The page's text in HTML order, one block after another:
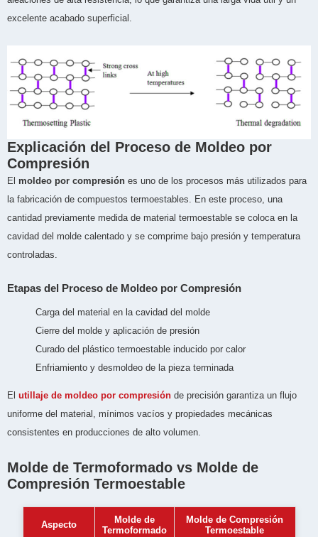
excelente acabado superficial.
Explicación del Proceso de Moldeo por
Compresión
El moldeo por compresión es uno de los procesos más utilizados para
la fabricación de compuestos termoestables. En este proceso, una
cantidad previamente medida de material termoestable se coloca en la
cavidad del molde calentado y se comprime bajo presión y temperatura
controladas.
Etapas del Proceso de Moldeo por Compresión
Carga del material en la cavidad del molde
Cierre del molde y aplicación de presión
Curado del plástico termoestable inducido por calor
Enfriamiento y desmoldeo de la pieza terminada
El utillaje de moldeo por compresión de precisión garantiza un flujo
uniforme del material, mínimos vacíos y propiedades mecánicas
consistentes en producciones de alto volumen.
Molde de Termoformado vs Molde de
Compresión Termoestable
Aspecto
Molde de
Termoformado
Molde de Compresión
Termoestable